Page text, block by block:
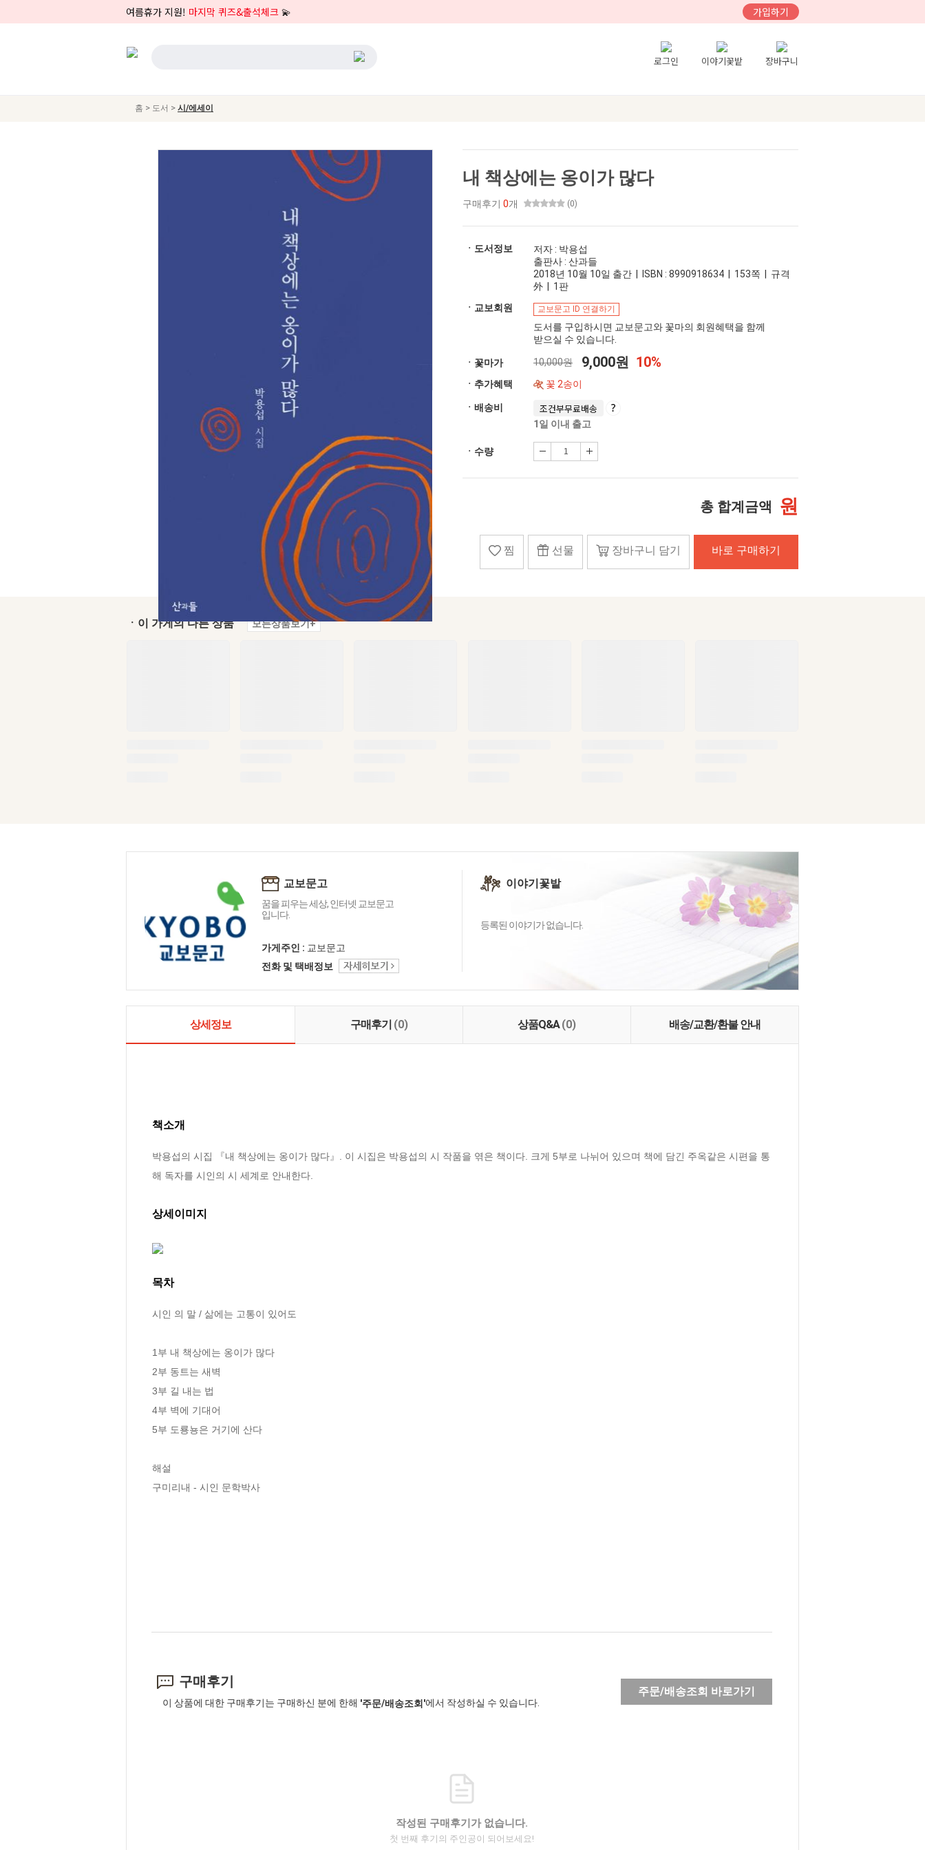
여름휴가 지원! 마지막 퀴즈&출석체크 💫 가입하기
로그인 이야기꽃밭 장바구니
홈 > 도서 > 시/에세이
내 책상에는 옹이가 많다
구매후기 0개 (0)
ㆍ도서정보
저자 : 박용섭
출판사 : 산과들
2018년 10월 10일 출간 | ISBN : 8990918634 | 153쪽 | 규격
外 | 1판
ㆍ교보회원
교보문고 ID 연결하기
도서를 구입하시면 교보문고와 꽃마의 회원혜택을 함께
받으실 수 있습니다.
ㆍ꽃마가 10,000원 9,000원 10%
ㆍ추가혜택 꽃 2송이
ㆍ배송비 조건부무료배송
1일 이내 출고
ㆍ수량
총 합계금액 원
찜 선물 장바구니 담기 바로 구매하기
ㆍ이 가게의 다른 상품 모든상품보기+
교보문고
꿈을 피우는 세상, 인터넷 교보문고
입니다.
가게주인 : 교보문고
전화 및 택배정보
이야기꽃밭
등록된 이야기가 없습니다.
상세정보 구매후기 (0) 상품Q&A(0) 배송/교환/환불 안내
책소개
박용섭의 시집 『내 책상에는 옹이가 많다』. 이 시집은 박용섭의 시 작품을 엮은 책이다. 크게 5부로 나뉘어 있으며 책에 담긴 주옥같은 시편을 통
해 독자를 시인의 시 세계로 안내한다.
상세이미지
목차
시인 의 말 / 삶에는 고통이 있어도
1부 내 책상에는 옹이가 많다
2부 동트는 새벽
3부 길 내는 법
4부 벽에 기대어
5부 도룡뇽은 거기에 산다
해설
구미리내 - 시인 문학박사
구매후기
이 상품에 대한 구매후기는 구매하신 분에 한해 '주문/배송조회'에서 작성하실 수 있습니다.
주문/배송조회 바로가기
작성된 구매후기가 없습니다.
첫 번째 후기의 주인공이 되어보세요!